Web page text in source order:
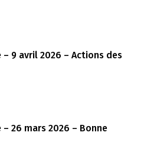
9 avril 2026 – Actions des
26 mars 2026 – Bonne